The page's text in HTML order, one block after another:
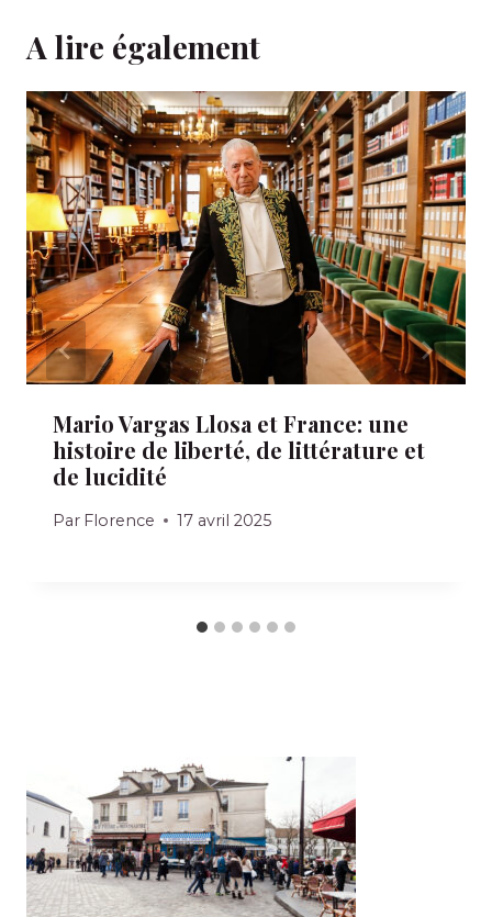
A lire également
Mario Vargas Llosa et France: une
histoire de liberté, de littérature et
de lucidité
Par Florence 17 avril 2025